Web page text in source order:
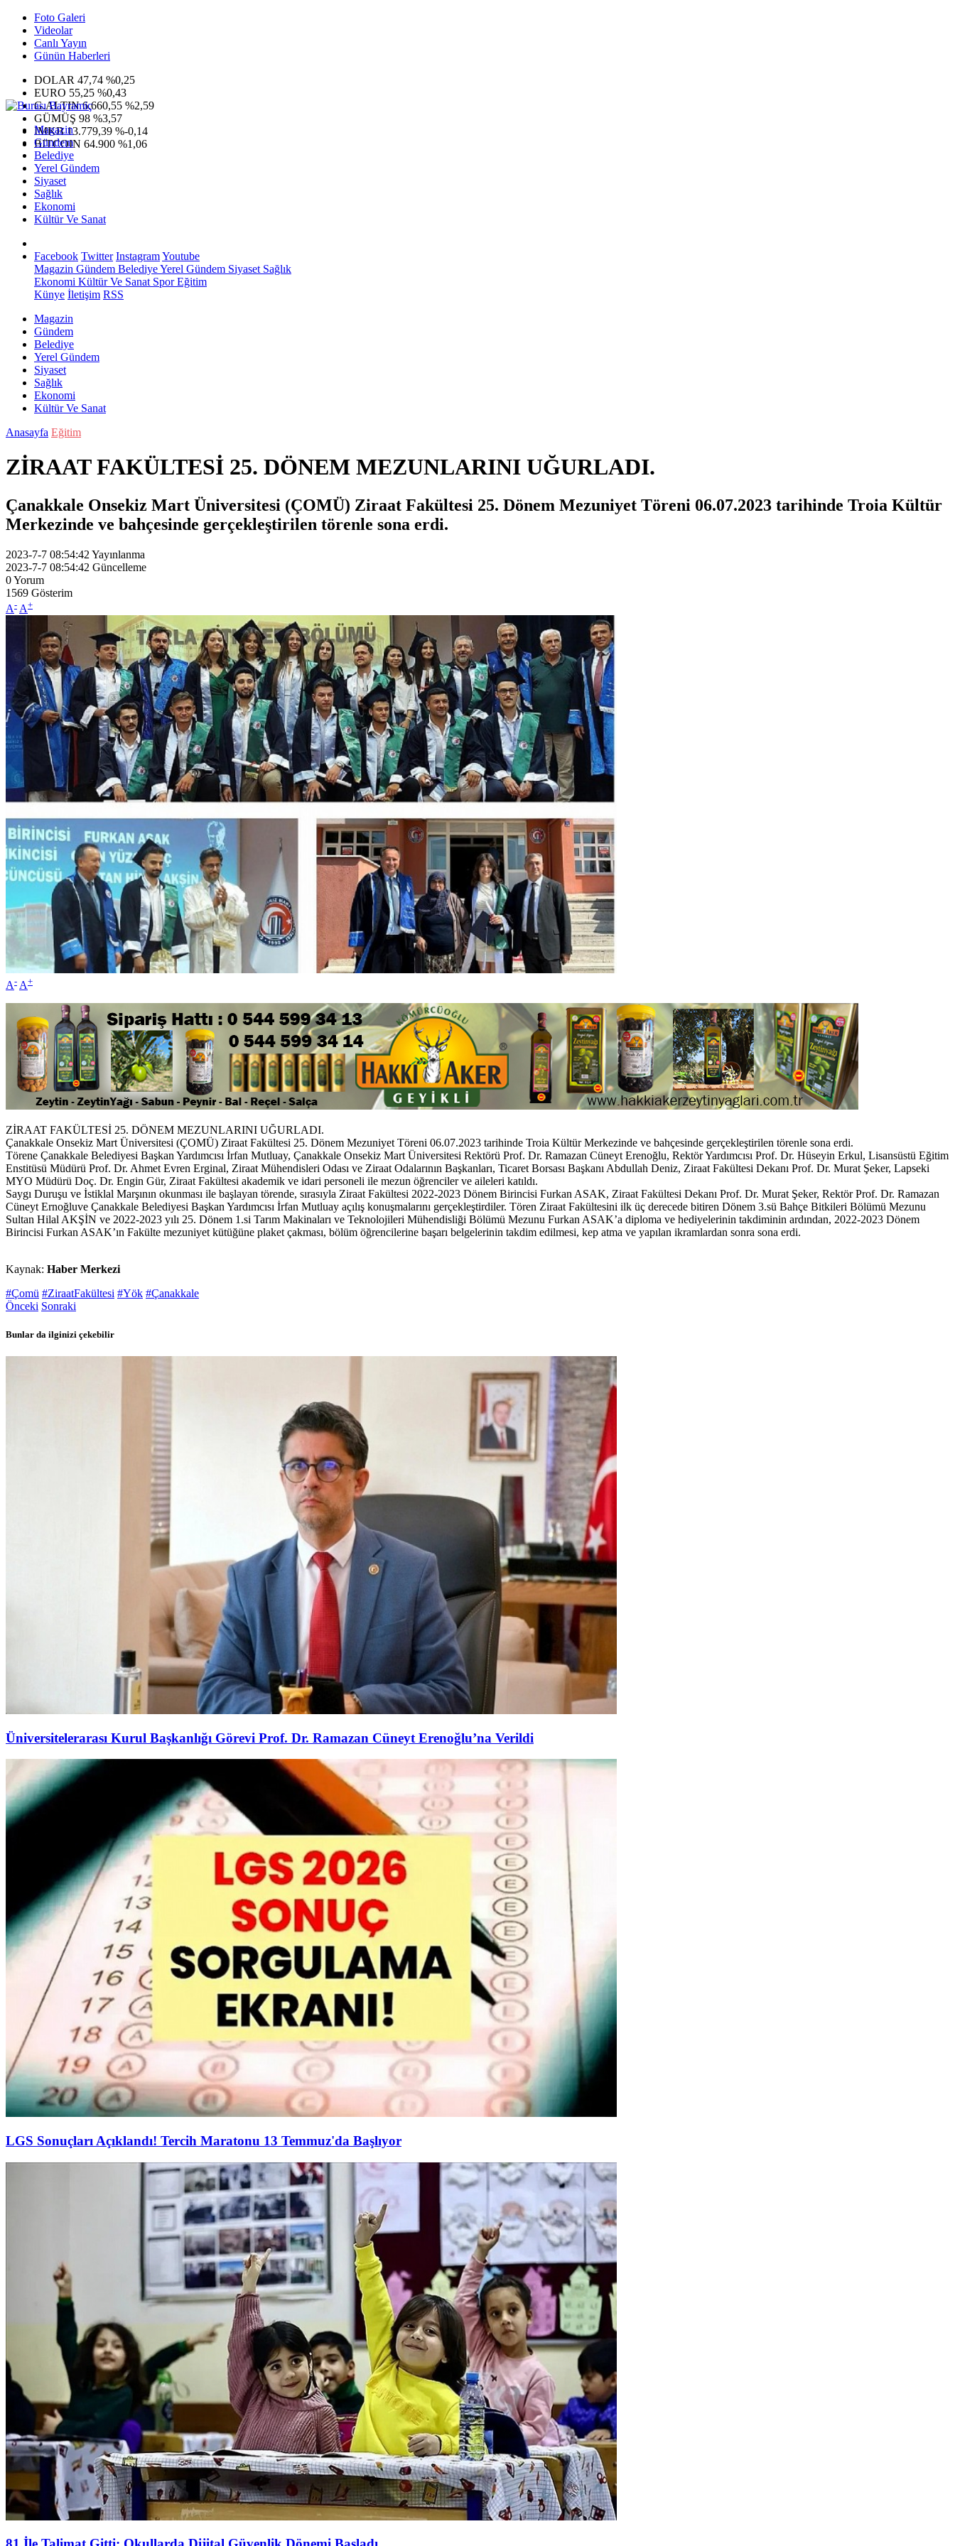
Foto Galeri
Videolar
Canlı Yayın
Günün Haberleri
DOLAR 47,74 %0,25
EURO 55,25 %0,43
G.ALTIN6.660,55 %2,59
GÜMÜŞ 98 %3,57
IMKB13.779,39 %-0,14
BITCOIN 64.900 %1,06
Magazin
Gündem
Belediye
Yerel Gündem
Siyaset
Sağlık
Ekonomi
Kültür Ve Sanat
Facebook Twitter InstagramYoutube
Magazin Gündem BelediyeYerel Gündem Siyaset Sağlık
Ekonomi Kültür Ve Sanat SporEğitim
Künye İletişim RSS
Magazin
Gündem
Belediye
Yerel Gündem
Siyaset
Sağlık
Ekonomi
Kültür Ve Sanat
Anasayfa Eğitim
ZİRAAT FAKÜLTESİ 25. DÖNEM MEZUNLARINI UĞURLADI.
Çanakkale Onsekiz Mart Üniversitesi (ÇOMÜ) Ziraat Fakültesi 25. Dönem Mezuniyet Töreni 06.07.2023 tarihinde Troia Kültür
Merkezinde ve bahçesinde gerçekleştirilen törenle sona erdi.
2023-7-7 08:54:42 Yayınlanma
2023-7-7 08:54:42 Güncelleme
0Yorum
1569 Gösterim
A- A+
A- A+
ZİRAAT FAKÜLTESİ 25. DÖNEM MEZUNLARINI UĞURLADI.
Çanakkale Onsekiz Mart Üniversitesi (ÇOMÜ) Ziraat Fakültesi 25. Dönem Mezuniyet Töreni 06.07.2023 tarihinde Troia Kültür Merkezinde ve bahçesinde gerçekleştirilen törenle sona erdi.
Törene Çanakkale Belediyesi Başkan Yardımcısı İrfan Mutluay, Çanakkale Onsekiz Mart Üniversitesi Rektörü Prof. Dr. Ramazan Cüneyt Erenoğlu, Rektör Yardımcısı Prof. Dr. Hüseyin Erkul, Lisansüstü Eğitim
Enstitüsü Müdürü Prof. Dr. Ahmet Evren Erginal, Ziraat Mühendisleri Odası ve Ziraat Odalarının Başkanları, Ticaret Borsası Başkanı Abdullah Deniz, Ziraat Fakültesi Dekanı Prof. Dr. Murat Şeker, Lapseki
MYO Müdürü Doç. Dr. Engin Gür, Ziraat Fakültesi akademik ve idari personeli ile mezun öğrenciler ve aileleri katıldı.
Saygı Duruşu ve İstiklal Marşının okunması ile başlayan törende, sırasıyla Ziraat Fakültesi 2022-2023 Dönem Birincisi Furkan ASAK, Ziraat Fakültesi Dekanı Prof. Dr. Murat Şeker, Rektör Prof. Dr. Ramazan
Cüneyt Ernoğluve Çanakkale Belediyesi Başkan Yardımcısı İrfan Mutluay açılış konuşmalarını gerçekleştirdiler. Tören Ziraat Fakültesini ilk üç derecede bitiren Dönem 3.sü Bahçe Bitkileri Bölümü Mezunu
Sultan Hilal AKŞİN ve 2022-2023 yılı 25. Dönem 1.si Tarım Makinaları ve Teknolojileri Mühendisliği Bölümü Mezunu Furkan ASAK’a diploma ve hediyelerinin takdiminin ardından, 2022-2023 Dönem
Birincisi Furkan ASAK’ın Fakülte mezuniyet kütüğüne plaket çakması, bölüm öğrencilerine başarı belgelerinin takdim edilmesi, kep atma ve yapılan ikramlardan sonra sona erdi.
Kaynak: Haber Merkezi
#Çomü #ZiraatFakültesi #Yök #Çanakkale
Önceki Sonraki
Bunlar da ilginizi çekebilir
Üniversitelerarası Kurul Başkanlığı Görevi Prof. Dr. Ramazan Cüneyt Erenoğlu’na Verildi
LGS Sonuçları Açıklandı! Tercih Maratonu 13 Temmuz'da Başlıyor